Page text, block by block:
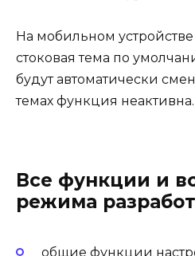
На мобильном
стоковаятема по
будут автоматически
темах функция неактивна.
Все функции и
режима
общие функции